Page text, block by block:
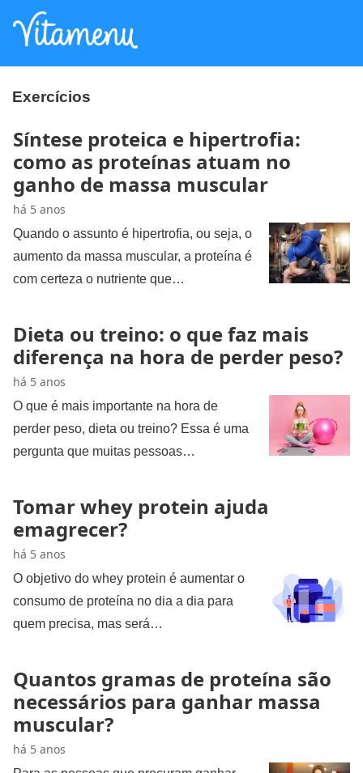
Exercícios
Síntese proteica e hipertrofia:
como as proteínas atuam no
ganho de massa muscular
há 5 anos
Quando o assunto é hipertrofia, ou seja, o
aumento da massa muscular, a proteína é
com certeza o nutriente que…
Dieta ou treino: o que faz mais
diferença na hora de perder peso?
há 5 anos
O que é mais importante na hora de
perder peso, dieta ou treino? Essa é uma
pergunta que muitas pessoas…
Tomar whey protein ajuda
emagrecer?
há 5 anos
O objetivo do whey protein é aumentar o
consumo de proteína no dia a dia para
quem precisa, mas será…
Quantos gramas de proteína são
necessários para ganhar massa
muscular?
há 5 anos